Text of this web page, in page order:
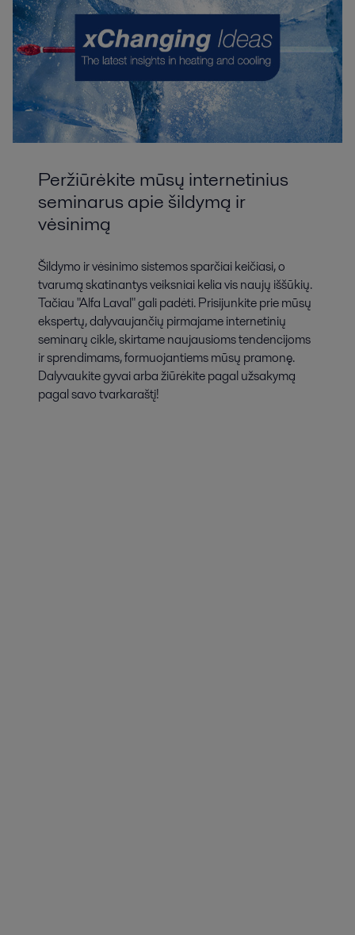
Peržiūrėkite mūsų internetinius
seminarus apie šildymą ir
vėsinimą
Šildymo ir vėsinimo sistemos sparčiai keičiasi, o
tvarumą skatinantys veiksniai kelia vis naujų iššūkių.
Tačiau "Alfa Laval" gali padėti. Prisijunkite prie mūsų
ekspertų, dalyvaujančių pirmajame internetinių
seminarų cikle, skirtame naujausioms tendencijoms
ir sprendimams, formuojantiems mūsų pramonę.
Dalyvaukite gyvai arba žiūrėkite pagal užsakymą
pagal savo tvarkaraštį!